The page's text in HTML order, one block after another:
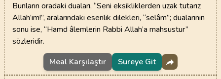
Bunların oradaki duaları, “Seni eksikliklerden uzak tutarız
Allah’ım!”, aralarındaki esenlik dilekleri, “selâm”; dualarının
sonu ise, “Hamd âlemlerin Rabbi Allah’a mahsustur”
sözleridir.
Meal Karşılaştır
Sureye Git